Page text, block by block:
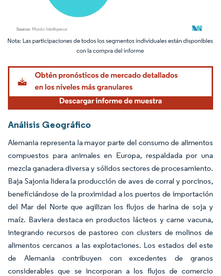
Imagen © Mordor Intelligence. El uso requiere atribución según CC BY 4.0.
Análisis Geográfico
Alemania representa la mayor parte del consumo de alimentos
compuestos para animales en Europa, respaldada por una
mezcla ganadera diversa y sólidos sectores de procesamiento.
Baja Sajonia lidera la producción de aves de corral y porcinos,
beneficiándose de la proximidad a los puertos de importación
del Mar del Norte que agilizan los flujos de harina de soja y
maíz. Baviera destaca en productos lácteos y carne vacuna,
integrando recursos de pastoreo con clusters de molinos de
alimentos cercanos a las explotaciones. Los estados del este
de Alemania contribuyen con excedentes de granos
considerables que se incorporan a los flujos de comercio